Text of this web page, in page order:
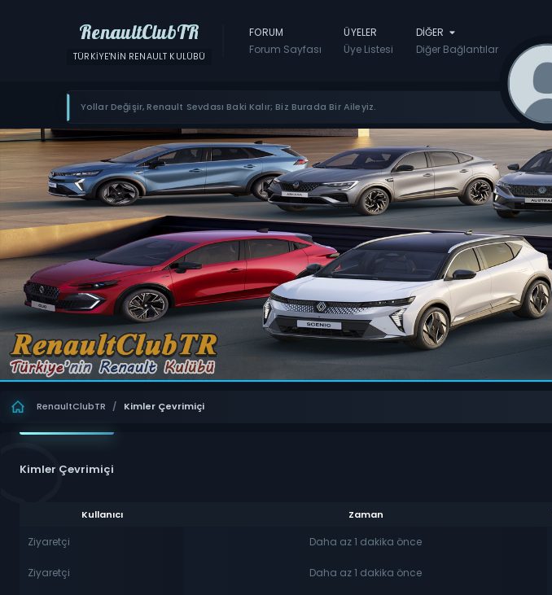
RenaultClubTR
TÜRKIYE'NIN RENAULT KULÜBÜ
FORUM
Forum Sayfası
ÜYELER
Üye Listesi
DIĞER
Diğer Bağlantılar
Yollar Değişir, Renault Sevdası Baki Kalır; Biz Burada Bir Aileyiz.
RenaultClubTR / Kimler Çevrimiçi
Kimler Çevrimiçi
Kullanıcı Zaman
Ziyaretçi Daha az 1 dakika önce
Ziyaretçi Daha az 1 dakika önce